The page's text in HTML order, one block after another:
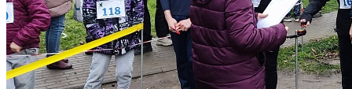
Разделы
Главная
О Дворце
Родителям